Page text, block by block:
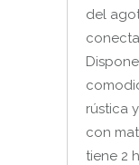
del
rústica
con
tiene 2